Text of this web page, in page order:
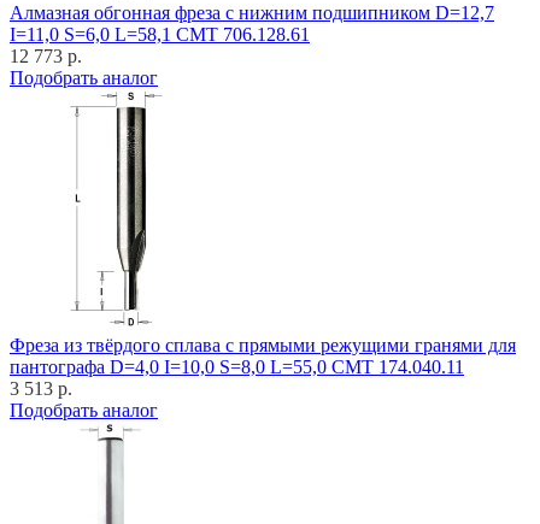
Алмазная обгонная фреза с нижним подшипником D=12,7
I=11,0 S=6,0 L=58,1 CMT 706.128.61
12 773 р.
Подобрать аналог
Фреза из твёрдого сплава с прямыми режущими гранями для
пантографа D=4,0 I=10,0 S=8,0 L=55,0 CMT 174.040.11
3 513 р.
Подобрать аналог